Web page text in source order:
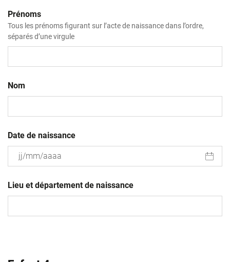
Prénoms
Tous les prénoms figurant sur l’acte de naissance dans l’ordre,
séparés d’une virgule
Nom
Date de naissance
slash
MM
Lieu et département de naissance